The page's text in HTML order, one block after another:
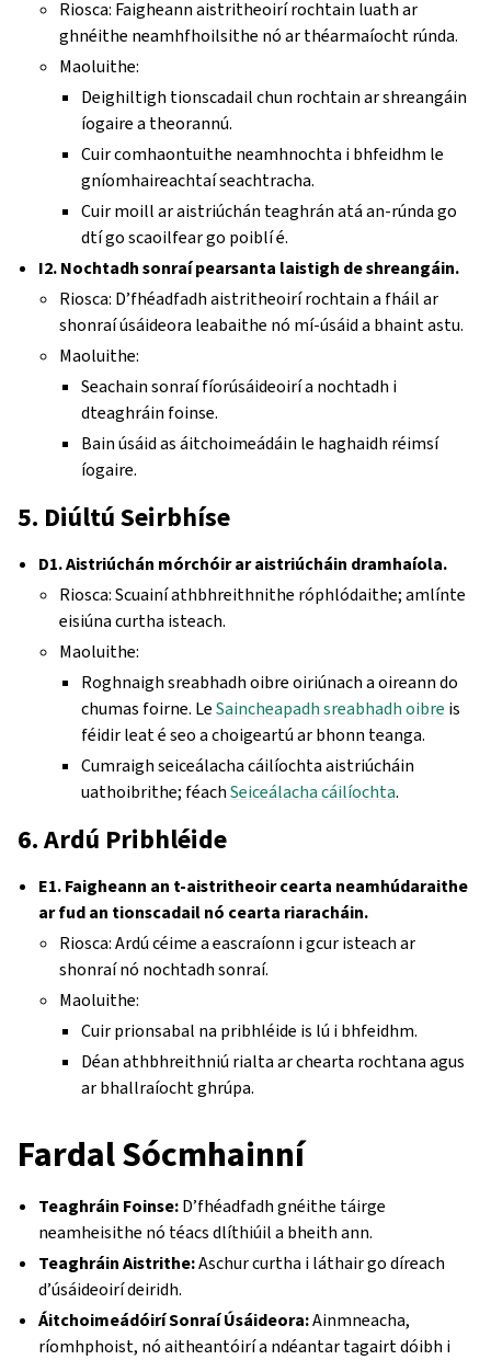
Riosca: Faigheann aistritheoirí rochtain luath ar
ghnéithe neamhfhoilsithe nó ar théarmaíocht rúnda.
Maoluithe:
Deighiltigh tionscadail chun rochtain ar shreangáin
íogaire a theorannú.
Cuir comhaontuithe neamhnochta i bhfeidhm le
gníomhaireachtaí seachtracha.
Cuir moill ar aistriúchán teaghrán atá an-rúnda go
dtí go scaoilfear go poiblí é.
I2. Nochtadh sonraí pearsanta laistigh de shreangáin.
Riosca: D’fhéadfadh aistritheoirí rochtain a fháil ar
shonraí úsáideora leabaithe nó mí-úsáid a bhaint astu.
Maoluithe:
Seachain sonraí fíorúsáideoirí a nochtadh i
dteaghráin foinse.
Bain úsáid as áitchoimeádáin le haghaidh réimsí
íogaire.
5. Diúltú Seirbhíse
D1. Aistriúchán mórchóir ar aistriúcháin dramhaíola.
Riosca: Scuainí athbhreithnithe róphlódaithe; amlínte
eisiúna curtha isteach.
Maoluithe:
Roghnaigh sreabhadh oibre oiriúnach a oireann do
chumas foirne. LeSaincheapadh sreabhadh oibre is
féidir leat é seo a choigeartú ar bhonn teanga.
Cumraigh seiceálacha cáilíochta aistriúcháin
uathoibrithe; féachSeiceálacha cáilíochta.
6. Ardú Pribhléide
E1. Faigheann an t-aistritheoir cearta neamhúdaraithe
ar fud an tionscadail nó cearta riaracháin.
Riosca: Ardú céime a eascraíonn i gcur isteach ar
shonraí nó nochtadh sonraí.
Maoluithe:
Cuir prionsabal na pribhléide is lú i bhfeidhm.
Déan athbhreithniú rialta ar chearta rochtana agus
ar bhallraíocht ghrúpa.
Fardal Sócmhainní
Teaghráin Foinse:D’fhéadfadh gnéithe táirge
neamheisithe nó téacs dlíthiúil a bheith ann.
Teaghráin Aistrithe:Aschur curtha i láthair go díreach
d’úsáideoirí deiridh.
Áitchoimeádóirí Sonraí Úsáideora:Ainmneacha,
ríomhphoist, nó aitheantóirí a ndéantar tagairt dóibh i